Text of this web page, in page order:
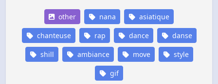
other nana asiatique
chanteuse rap dance danse
shill ambiance move style
gif